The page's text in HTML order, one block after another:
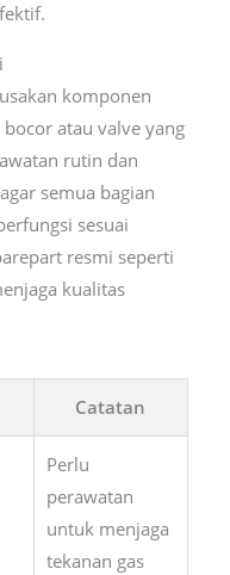
komponen
atau valve yang
rutin dan
semua bagian
sesuai
resmi seperti
kualitas
Catatan
Perlu
perawatan
untuk menjaga
tekanan gas